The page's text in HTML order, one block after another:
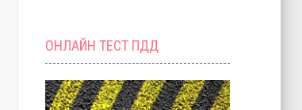
ОНЛАЙН ТЕСТ ПДД